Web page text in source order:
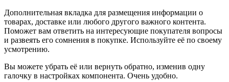
Дополнительная вкладка для размещения информации о
товарах, доставке или любого другого важного контента.
Поможет вам ответить на интересующие покупателя вопросы
и развеять его сомнения в покупке. Используйте её по своему
усмотрению.
Вы можете убрать её или вернуть обратно, изменив одну
галочку в настройках компонента. Очень удобно.